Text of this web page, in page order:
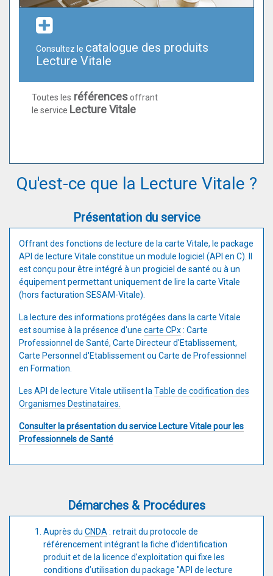
Consultez le catalogue des produits
Lecture Vitale
Toutes les référencesoffrant
le service Lecture Vitale
Qu'est-ce que la Lecture Vitale ?
Présentation du service
Offrant des fonctions de lecture de la carte Vitale, le package
API de lecture Vitale constitue un module logiciel (API en C). Il
est conçu pour être intégré à un progiciel de santé ou à un
équipement permettant uniquement de lire la carte Vitale
(hors facturation SESAM-Vitale).
La lecture des informations protégées dans la carte Vitale
est soumise à la présence d'une carte CPx: Carte
Professionnel de Santé, Carte Directeur d'Etablissement,
Carte Personnel d'Etablissement ou Carte de Professionnel
en Formation.
Les API de lecture Vitale utilisent la Table de codification des
Organismes Destinataires.
Consulter la présentation du service Lecture Vitale pour les
Professionnels de Santé
Démarches & Procédures
Auprès du CNDA: retrait du protocole de
référencement intégrant la fiche d’identification
produit et de la licence d’exploitation qui fixe les
conditions d’utilisation du package "API de lecture